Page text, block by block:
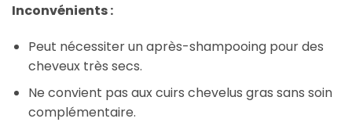
Inconvénients :
Peut nécessiter un après-shampooing pour des
cheveux très secs.
Ne convient pas aux cuirs chevelus gras sans soin
complémentaire.